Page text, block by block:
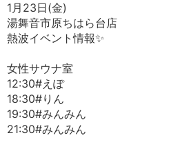
1月23日(金)
湯舞音市原ちはら台店
熱波イベント情報✨️
女性サウナ室
12:30#えぽ
18:30#りん
19:30#みんみん
21:30#みんみん